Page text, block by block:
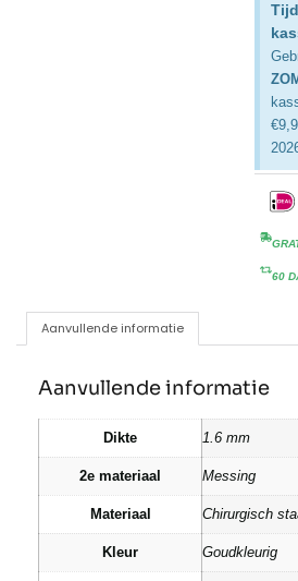
60
Aanvullende informatie
Aanvullende informatie
Dikte 1.6 mm
2e materiaal Messing
Materiaal Chirurgisch
Kleur Goudkleurig